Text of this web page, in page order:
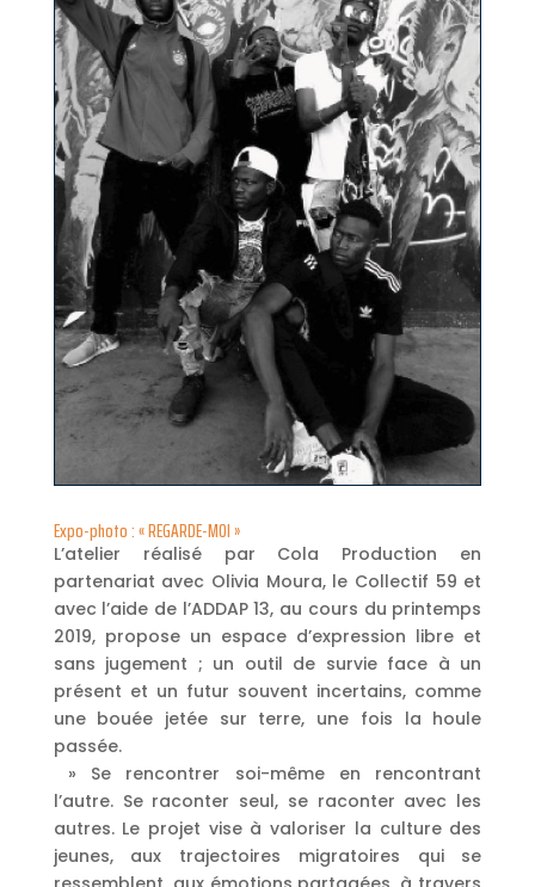
Expo-photo : « REGARDE-MOI »
L’atelier réalisé par Cola Production en
partenariat avec Olivia Moura, le Collectif 59 et
avec l’aide de l’ADDAP 13, au cours du printemps
2019, propose un espace d’expression libre et
sans jugement ; un outil de survie face à un
présent et un futur souvent incertains, comme
une bouée jetée sur terre, une fois la houle
passée.
» Se rencontrer soi-même en rencontrant
l’autre. Se raconter seul, se raconter avec les
autres. Le projet vise à valoriser la culture des
jeunes, aux trajectoires migratoires qui se